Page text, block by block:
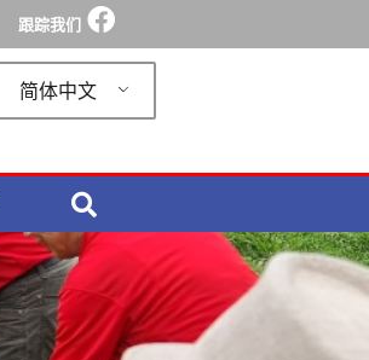
跟踪我们
简体中文